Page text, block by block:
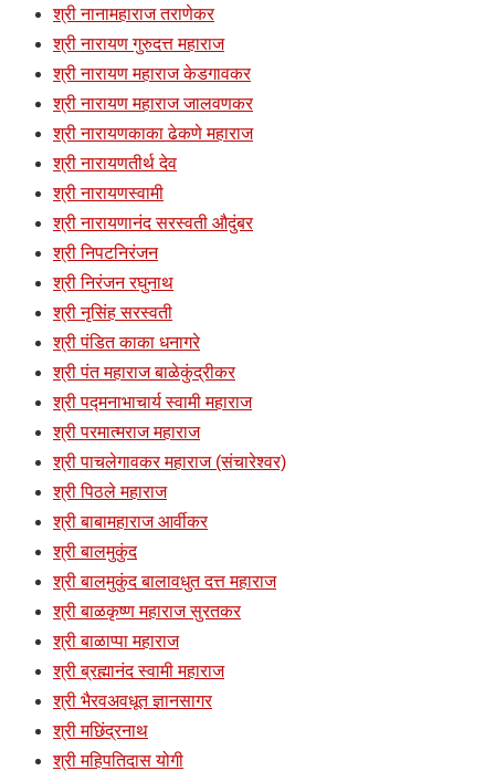
श्री नानामहाराज तराणेकर
श्री नारायण गुरुदत्त महाराज
श्री नारायण महाराज केडगावकर
श्री नारायण महाराज जालवणकर
श्री नारायणकाका ढेकणे महाराज
श्री नारायणतीर्थ देव
श्री नारायणस्वामी
श्री नारायणानंद सरस्वती औदुंबर
श्री निपटनिरंजन
श्री निरंजन रघुनाथ
श्री नृसिंह सरस्वती
श्री पंडित काका धनागरे
श्री पंत महाराज बाळेकुंद्रीकर
श्री पद्मनाभाचार्य स्वामी महाराज
श्री परमात्मराज महाराज
श्री पाचलेगावकर महाराज (संचारेश्वर)
श्री पिठले महाराज
श्री बाबामहाराज आर्वीकर
श्री बालमुकुंद
श्री बालमुकुंद बालावधुत दत्त महाराज
श्री बाळकृष्ण महाराज सुरतकर
श्री बाळाप्पा महाराज
श्री ब्रह्मानंद स्वामी महाराज
श्री भैरवअवधूत ज्ञानसागर
श्री मछिंद्रनाथ
श्री महिपतिदास योगी